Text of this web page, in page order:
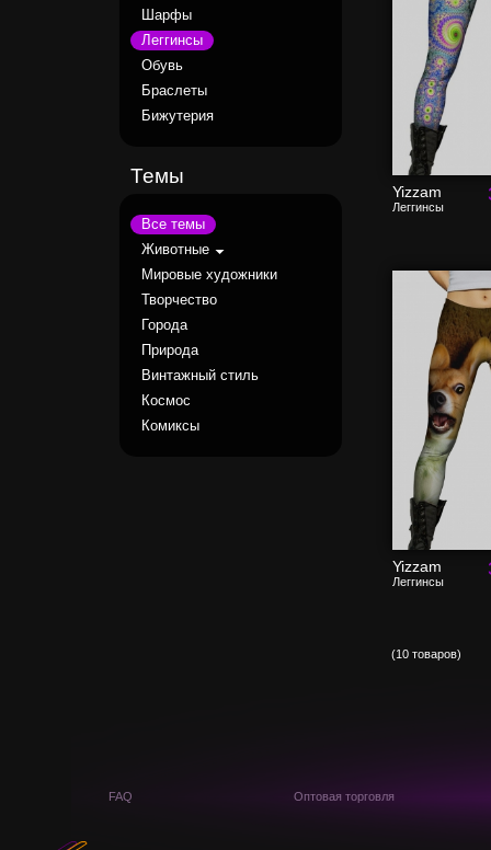
Шарфы
Леггинсы
Обувь
Браслеты
Бижутерия
Темы
Все темы
Животные
Мировые художники
Творчество
Города
Природа
Винтажный стиль
Космос
Комиксы
Yizzam
Леггинсы
Yizzam
Леггинсы
(10 товаров)
FAQ Оптовая торговля